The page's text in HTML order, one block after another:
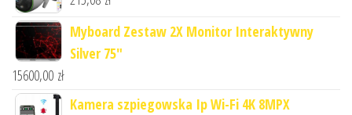
Myboard Zestaw 2X Monitor Interaktywny
Silver 75"
15600,00 zł
Kamera szpiegowska Ip Wi-Fi 4K 8MPX